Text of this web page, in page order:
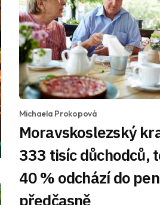
Michaela Prokopová
Moravskoslezský
333 tisíc důchodců,
40 % odchází do
předčasně